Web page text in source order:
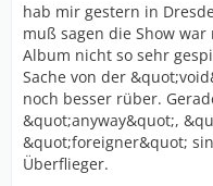
hab mir gestern in
muß sagen die Show
Album nicht so sehr
Sache von der
noch besser rüber.
&quot;anyway&quot;,
&quot;foreigner&quot;
Überflieger.